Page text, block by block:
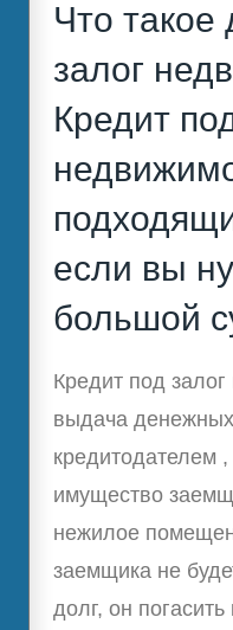
Что такое
залог
Кредит
если вы
большой
Кредит под
выдача
кредитодателем
имущество
нежилое
заемщика не
долг, он